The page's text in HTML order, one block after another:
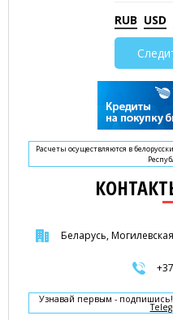
RUB USD
Расчеты осуществляются в
Беларусь,
Узнавай первым -